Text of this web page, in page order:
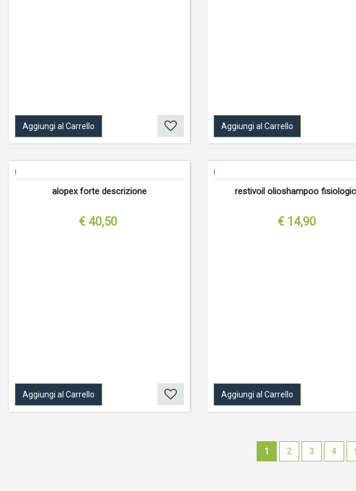
Aggiungi al Carrello Aggiungi al Carrello
!
alopex forte descrizione
€ 40,50
Aggiungi al Carrello
!
restivoil olioshampoo
€ 14,90
Aggiungi al Carrello
1 2 3 4